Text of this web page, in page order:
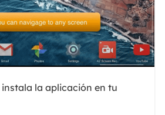
instala la aplicación en tu